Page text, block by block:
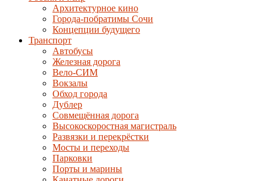
Архитектурное кино
Города-побратимы Сочи
Концепции будущего
Транспорт
Автобусы
Железная дорога
Вело-СИМ
Вокзалы
Обход города
Дублер
Совмещённая дорога
Высокоскоростная магистраль
Развязки и перекрёстки
Мосты и переходы
Парковки
Порты и марины